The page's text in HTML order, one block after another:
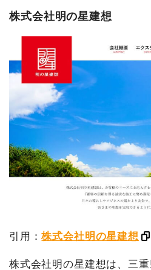
株式会社明の星建想
引用：株式会社明の星建想
株式会社明の星建想は、三